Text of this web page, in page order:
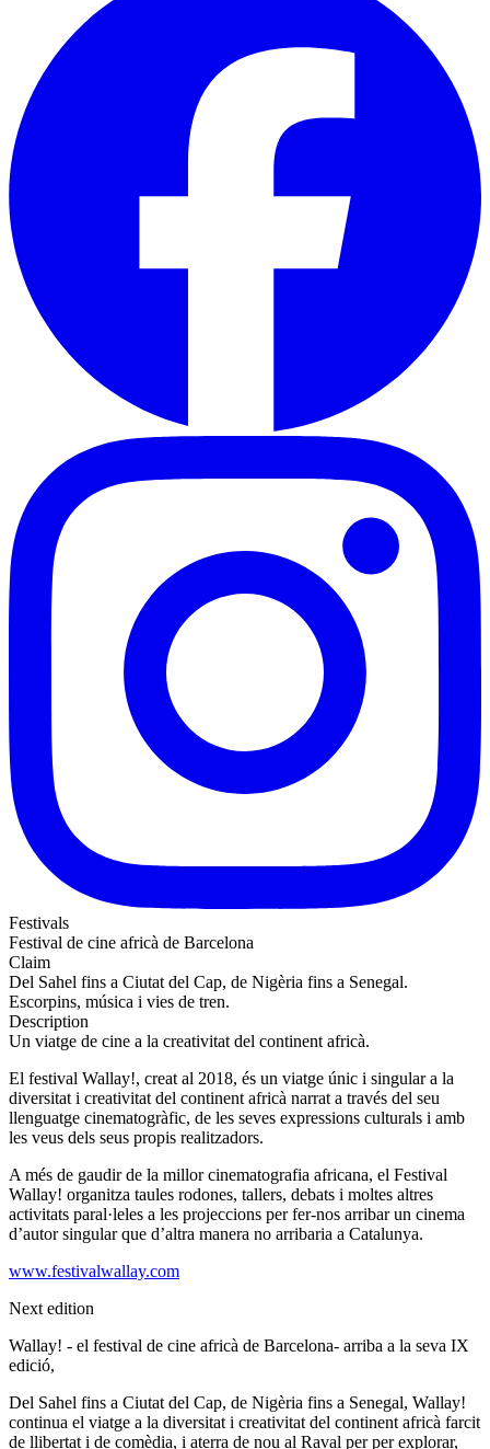
Festivals
Festival de cine africà de Barcelona
Claim
Del Sahel fins a Ciutat del Cap, de Nigèria fins a Senegal.
Escorpins, música i vies de tren.
Description
Un viatge de cine a la creativitat del continent africà.
El festival Wallay!, creat al 2018, és un viatge únic i singular a la
diversitat i creativitat del continent africà narrat a través del seu
llenguatge cinematogràfic, de les seves expressions culturals i amb
les veus dels seus propis realitzadors.
A més de gaudir de la millor cinematografia africana, el Festival
Wallay! organitza taules rodones, tallers, debats i moltes altres
activitats paral·leles a les projeccions per fer-nos arribar un cinema
d’autor singular que d’altra manera no arribaria a Catalunya.
www.festivalwallay.com
Next edition
Wallay! - el festival de cine africà de Barcelona- arriba a la seva IX
edició,
Del Sahel fins a Ciutat del Cap, de Nigèria fins a Senegal, Wallay!
continua el viatge a la diversitat i creativitat del continent africà farcit
de llibertat i de comèdia, i aterra de nou al Raval per per explorar,